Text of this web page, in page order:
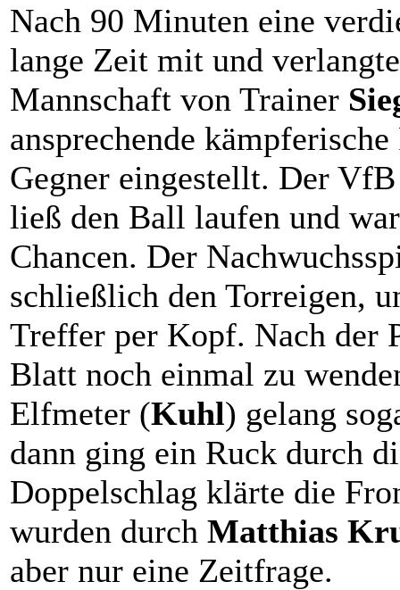
Nach 90 Minuten eine
lange Zeit mit und
Mannschaft von Trainer
ansprechende
Gegner eingestellt. Der
ließ den Ball laufen und
Chancen. Der
schließlich den Torreigen,
Treffer per Kopf. Nach der
Blatt noch einmal zu
Elfmeter (Kuhl) gelang
dann ging ein Ruck durch
Doppelschlag klärte die
wurden durch Matthias
aber nur eine Zeitfrage.